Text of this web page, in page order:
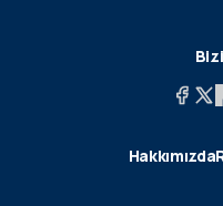
Hakkımızda